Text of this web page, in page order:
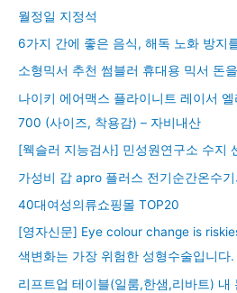
월정일 지정석
6가지 간에 좋은 음식, 해독 노화 방지
소형믹서 추천 썸블러 휴대용 믹서 돈
나이키 에어맥스 플라이니트 레이서
700 (사이즈, 착용감) – 자비내산
[웩슬러 지능검사] 민성원연구소 수지
가성비 갑 apro 플러스 전기순간온수
40대여성의류쇼핑몰 TOP20
[영자신문] Eye colour change is
색변화는 가장 위험한 성형수술입니다.
리프트업 테이블(일룸,한샘,리바트) 내